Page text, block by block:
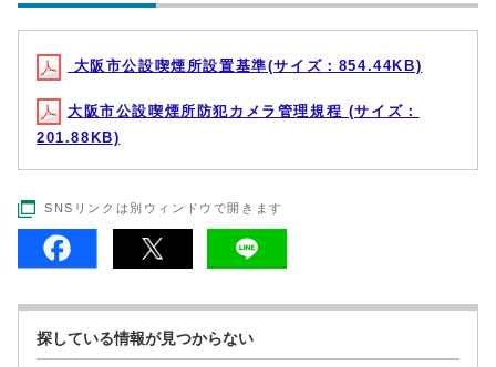
大阪市公設喫煙所設置基準(サイズ：854.44KB)
大阪市公設喫煙所防犯カメラ管理規程 (サイズ：
201.88KB)
SNSリンクは別ウィンドウで開きます
探している情報が見つからない